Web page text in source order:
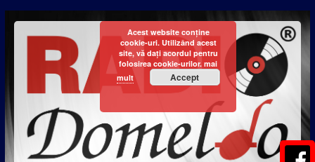
Acest website conține
cookie-uri. Utilizând acest
site, vă dați acordul pentru
folosirea cookie-urilor. mai
mult
Accept